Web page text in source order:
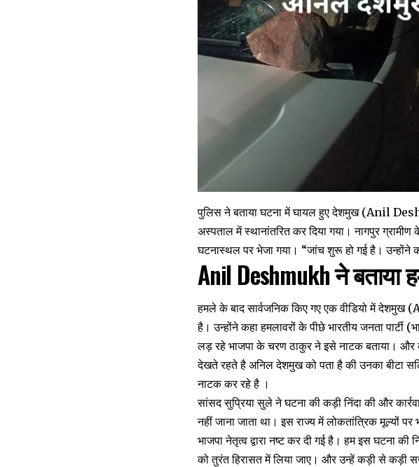
पुलिस ने बताया घटना में घायल हुए देशमुख (Anil
अस्पताल में स्थानांतरित कर दिया गया। नागपुर ग्रामीण
घटनास्थल पर भेजा गया। “जांच शुरू हो गई है। उन्होंने
Anil Deshmukh ने
हमले के बाद सार्वजनिक किए गए एक वीडियो में
है। उन्होंने कहा हमलावरों के पीछे भारतीय जनता
लड़ रहे भाजपा के चरण ठाकुर ने इसे नाटक बताया। और
देखते रहते है अनिल देशमुख को पता है की उनका बीटा
नाटक कर रहे है ।
सांसद सुप्रिया सुले ने घटना की कड़ी निंदा की और
नहीं जाना जाता था। इस राज्य में लोकतांत्रिक मूल्यों
भाजपा नेतृत्व द्वारा नष्ट कर दी गई है। हम इस
को तुरंत हिरासत में लिया जाए। और उन्हें कड़ी से कड़ी